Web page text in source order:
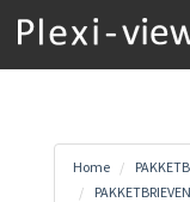
Home